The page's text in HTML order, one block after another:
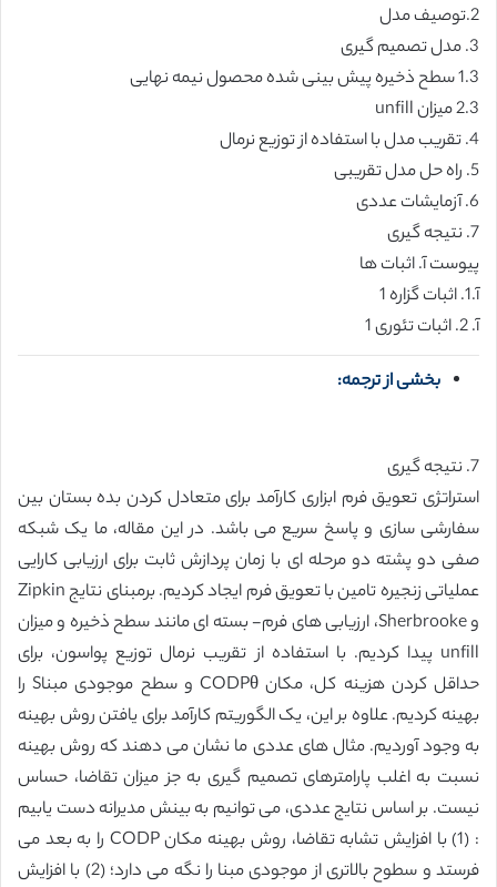
2.توصیف مدل
3. مدل تصمیم گیری
1.3 سطح ذخیره پیش بینی شده محصول نیمه نهایی
2.3 میزان unfill
4. تقریب مدل با استفاده از توزیع نرمال
5. راه حل مدل تقریبی
6. آزمایشات عددی
7. نتیجه گیری
پیوست آ. اثبات ها
آ.1. اثبات گزاره 1
آ. 2. اثبات تئوری 1
بخشی از ترجمه:
7. نتیجه گیری
استراتژی تعویق فرم ابزاری کارآمد برای متعادل کردن بده بستان بین
سفارشی سازی و پاسخ سریع می باشد. در این مقاله، ما یک شبکه
صفی دو پشته دو مرحله ای با زمان پردازش ثابت برای ارزیابی کارایی
عملیاتی زنجیره تامین با تعویق فرم ایجاد کردیم. برمبنای نتایج Zipkin
و Sherbrooke، ارزیابی های فرم- بسته ای مانند سطح ذخیره و میزان
unfill پیدا کردیم. با استفاده از تقریب نرمال توزیع پواسون، برای
حداقل کردن هزینه کل، مکان CODPθ و سطح موجودی مبناS را
بهینه کردیم. علاوه بر این، یک الگوریتم کارآمد برای یافتن روش بهینه
به وجود آوردیم. مثال های عددی ما نشان می دهند که روش بهینه
نسبت به اغلب پارامترهای تصمیم گیری به جز میزان تقاضا، حساس
نیست. بر اساس نتایج عددی، می توانیم به بینش مدیرانه دست یابیم
: (1) با افزایش تشابه تقاضا، روش بهینه مکان CODP را به بعد می
فرستد و سطوح بالاتری از موجودی مبنا را نگه می دارد؛ (2) با افزایش